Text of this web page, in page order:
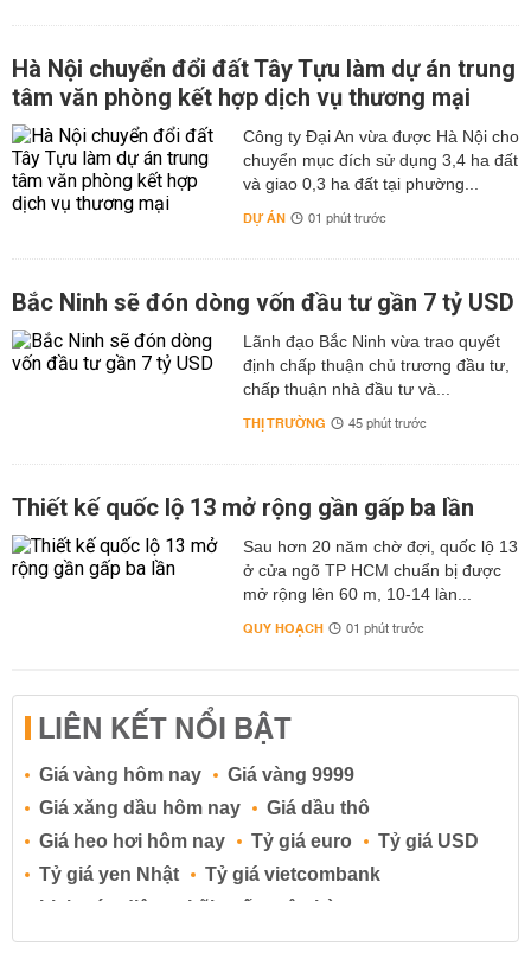
Hà Nội chuyển đổi đất Tây Tựu làm dự án trung
tâm văn phòng kết hợp dịch vụ thương mại
Công ty Đại An vừa được Hà Nội cho
chuyển mục đích sử dụng 3,4 ha đất
và giao 0,3 ha đất tại phường...
DỰ ÁN 01 phút trước
Bắc Ninh sẽ đón dòng vốn đầu tư gần 7 tỷ USD
Lãnh đạo Bắc Ninh vừa trao quyết
định chấp thuận chủ trương đầu tư,
chấp thuận nhà đầu tư và...
THỊ TRƯỜNG 45 phút trước
Thiết kế quốc lộ 13 mở rộng gần gấp ba lần
Sau hơn 20 năm chờ đợi, quốc lộ 13
ở cửa ngõ TP HCM chuẩn bị được
mở rộng lên 60 m, 10-14 làn...
QUY HOẠCH 01 phút trước
LIÊN KẾT NỔI BẬT
Giá vàng hôm nay
Giá vàng 9999
Giá xăng dầu hôm nay
Giá dầu thô
Giá heo hơi hôm nay
Tỷ giá euro
Tỷ giá USD
Tỷ giá yen Nhật
Tỷ giá vietcombank
Lịch cúp điện
Lãi suất ngân hàng
Lãi suất tiết kiệm
Lãi suất tiền gửi